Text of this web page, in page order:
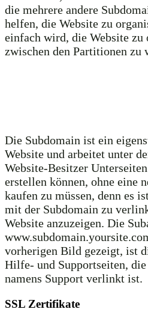
die mehrere andere
helfen, die Website zu
einfach wird, die Website zu
zwischen den Partitionen zu
Die Subdomain ist ein
Website und arbeitet unter
Website-Besitzer
erstellen können, ohne eine
kaufen zu müssen, denn es
mit der Subdomain zu
Website anzuzeigen. Die
vorherigen Bild gezeigt, ist
Hilfe- und Supportseiten,
namens Support verlinkt ist.
SSL Zertifikate